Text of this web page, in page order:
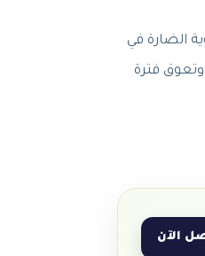
وتعوق فترة
الآن